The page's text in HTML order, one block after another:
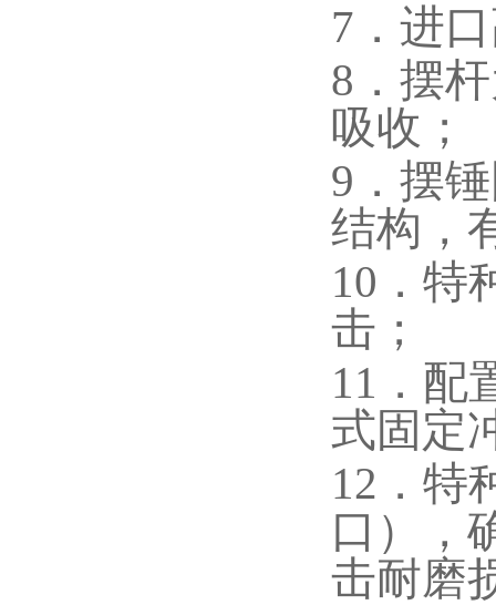
7．进
8．摆
吸收；
9．摆
结构，
10．特
击；
11．配
式固定
12．特
口），
击耐磨